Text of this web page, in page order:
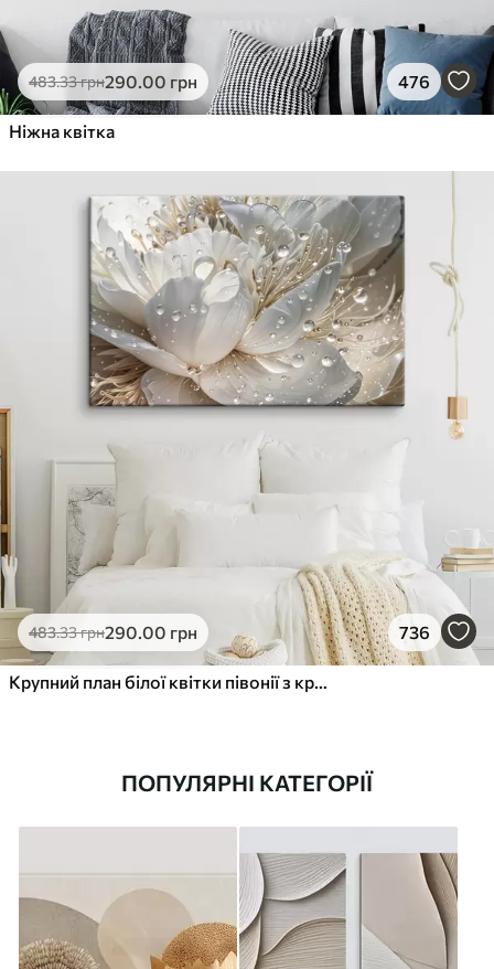
483.33грн290.00 грн 476
Ніжна квітка
483.33грн290.00 грн 736
Крупний план білої квітки півонії з крапельками води на пелюстках на розмитому фоні
ПОПУЛЯРНІ КАТЕГОРІЇ